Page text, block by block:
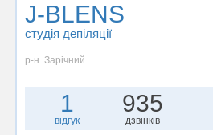
J-BLENS
студія депіляції
р-н. Зарічний
1
відгук
935
дзвінків